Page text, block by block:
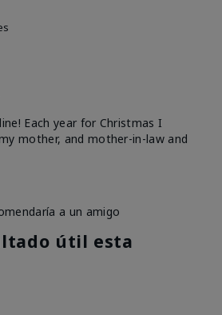
Each year for Christmas I
mother, and mother-in-law and
a un amigo
útil esta